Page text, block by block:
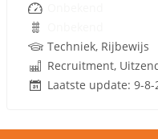
Techniek, Rijbewijs
Recruitment,
Laatste update: 9-8-